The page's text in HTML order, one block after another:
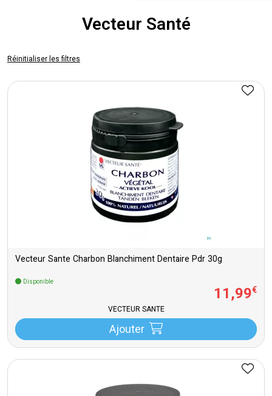
Vecteur Santé
Réinitialiser les filtres
Vecteur Sante Charbon Blanchiment Dentaire Pdr 30g
Disponible
11,99€
VECTEUR SANTÉ
Ajouter